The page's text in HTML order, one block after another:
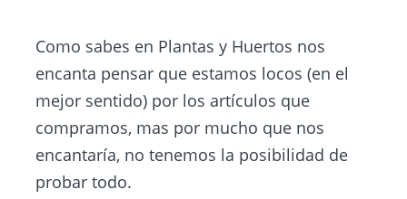
Como sabes en Plantas y Huertos nos
encanta pensar que estamos locos (en el
mejor sentido) por los artículos que
compramos, mas por mucho que nos
encantaría, no tenemos la posibilidad de
probar todo.